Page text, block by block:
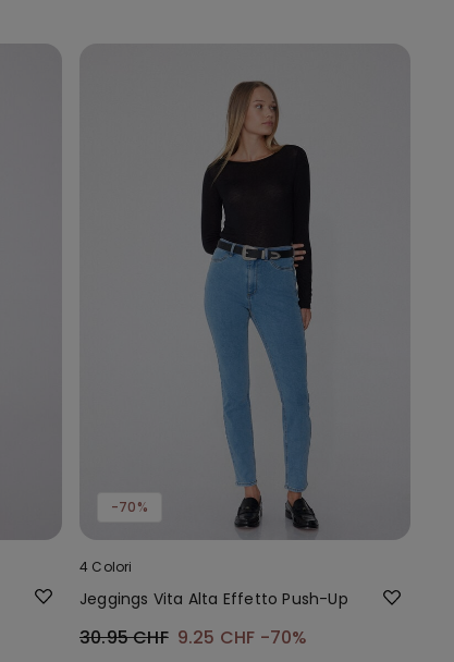
-70%
4 Colori
Jeggings Vita Alta Effetto Push-Up
30.95 CHF 9.25 CHF -70%